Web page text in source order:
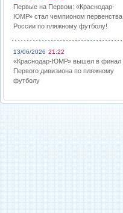
Первые на Первом: «Краснодар-
ЮМР» стал чемпионом первенства
России по пляжному футболу!
13/06/2026 21:22
«Краснодар-ЮМР» вышел в финал
Первого дивизиона по пляжному
футболу